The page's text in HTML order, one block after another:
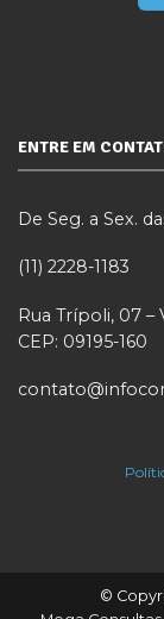
ENTRE EM
De Seg. a Sex.
(11) 2228-1183
Rua Trípoli, 07 –
CEP: 09195-160
©